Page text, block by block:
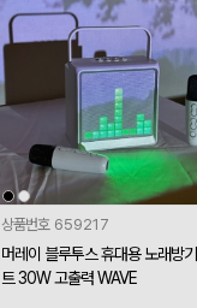
상품번호 659217
머레이 블루투스 휴대용 노래방
트 30W 고출력 WAVE